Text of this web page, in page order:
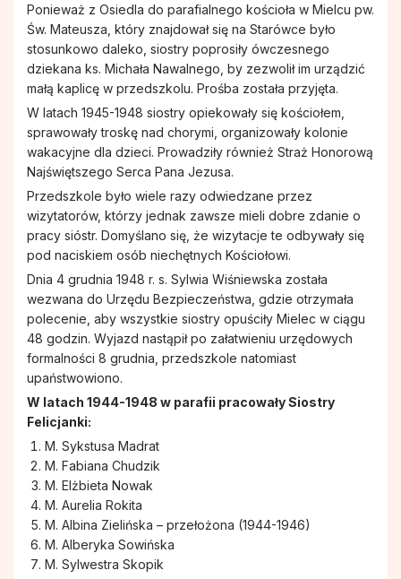
Ponieważ z Osiedla do parafialnego kościoła w Mielcu pw.
Św. Mateusza, który znajdował się na Starówce było
stosunkowo daleko, siostry poprosiły ówczesnego
dziekana ks. Michała Nawalnego, by zezwolił im urządzić
małą kaplicę w przedszkolu. Prośba została przyjęta.
W latach 1945-1948 siostry opiekowały się kościołem,
sprawowały troskę nad chorymi, organizowały kolonie
wakacyjne dla dzieci. Prowadziły również Straż Honorową
Najświętszego Serca Pana Jezusa.
Przedszkole było wiele razy odwiedzane przez
wizytatorów, którzy jednak zawsze mieli dobre zdanie o
pracy sióstr. Domyślano się, że wizytacje te odbywały się
pod naciskiem osób niechętnych Kościołowi.
Dnia 4 grudnia 1948 r. s. Sylwia Wiśniewska została
wezwana do Urzędu Bezpieczeństwa, gdzie otrzymała
polecenie, aby wszystkie siostry opuściły Mielec w ciągu
48 godzin. Wyjazd nastąpił po załatwieniu urzędowych
formalności 8 grudnia, przedszkole natomiast
upaństwowiono.
W latach 1944-1948 w parafii pracowały Siostry
Felicjanki:
M. Sykstusa Madrat
M. Fabiana Chudzik
M. Elżbieta Nowak
M. Aurelia Rokita
M. Albina Zielińska – przełożona (1944-1946)
M. Alberyka Sowińska
M. Sylwestra Skopik